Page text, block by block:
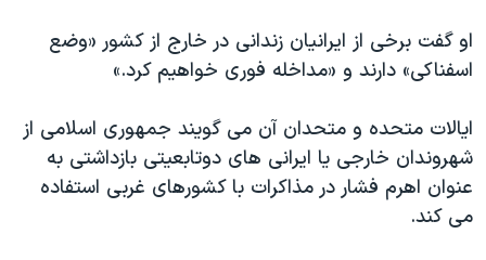
او گفت برخی از ایرانیان زندانی در خارج از کشور «وضع
اسفناکی» دارند و «مداخله فوری خواهیم کرد.»
ایالات متحده و متحدان آن می گویند جمهوری اسلامی از
شهروندان خارجی یا ایرانی های دوتابعیتی بازداشتی به
عنوان اهرم فشار در مذاکرات با کشورهای غربی استفاده
می کند.